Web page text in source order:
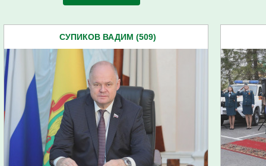
СУПИКОВ ВАДИМ (509)